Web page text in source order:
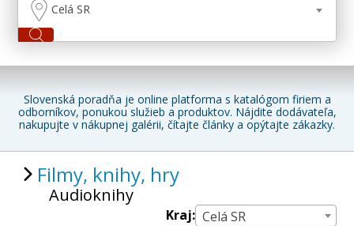
Celá SR
Slovenská poradňa je online platforma s katalógom firiem a
odborníkov, ponukou služieb a produktov. Nájdite dodávateľa,
nakupujte v nákupnej galérii, čítajte články a opýtajte zákazky.
Filmy, knihy, hry
Audioknihy
Kraj: Celá SR